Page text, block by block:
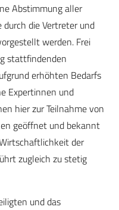
Abstimmung aller
die Vertreter und
werden. Frei
stattfindenden
erhöhten Bedarfs
Expertinnen und
hier zur Teilnahme von
geöffnet und bekannt
der
zugleich zu stetig
und das